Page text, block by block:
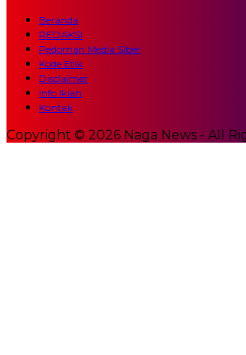
Beranda
REDAKSI
Pedoman Media Siber
Kode Etik
Disclaimer
Info Iklan
Kontak
Copyright © 2026 Naga News - All